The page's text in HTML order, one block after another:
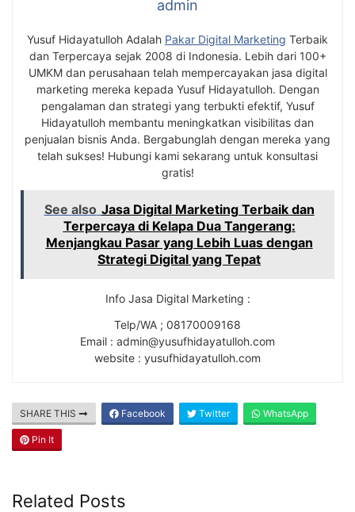
admin
Yusuf Hidayatulloh Adalah Pakar Digital Marketing Terbaik
dan Terpercaya sejak 2008 di Indonesia. Lebih dari 100+
UMKM dan perusahaan telah mempercayakan jasa digital
marketing mereka kepada Yusuf Hidayatulloh. Dengan
pengalaman dan strategi yang terbukti efektif, Yusuf
Hidayatulloh membantu meningkatkan visibilitas dan
penjualan bisnis Anda. Bergabunglah dengan mereka yang
telah sukses! Hubungi kami sekarang untuk konsultasi
gratis!
See also Jasa Digital Marketing Terbaik dan
Terpercaya di Kelapa Dua Tangerang:
Menjangkau Pasar yang Lebih Luas dengan
Strategi Digital yang Tepat
Info Jasa Digital Marketing :
Telp/WA ; 08170009168
Email : admin@yusufhidayatulloh.com
website : yusufhidayatulloh.com
SHARE THIS Facebook Twitter WhatsApp
Pin It
Related Posts